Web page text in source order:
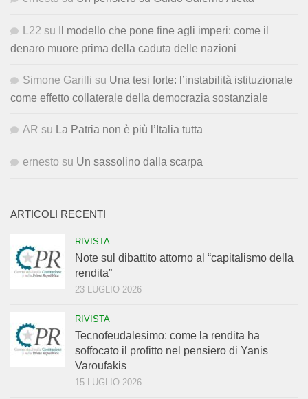
L22 su
Il modello che pone fine agli imperi: come il
denaro muore prima della caduta delle nazioni
Simone Garilli su Una tesi forte: l’instabilità istituzionale
come effetto collaterale della democrazia sostanziale
AR su La Patria non è più l’Italia tutta
ernesto su Un sassolino dalla scarpa
ARTICOLI RECENTI
RIVISTA
Note sul dibattito attorno al “capitalismo della
rendita”
23 LUGLIO 2026
RIVISTA
Tecnofeudalesimo: come la rendita ha
soffocato il profitto nel pensiero di Yanis
Varoufakis
15 LUGLIO 2026